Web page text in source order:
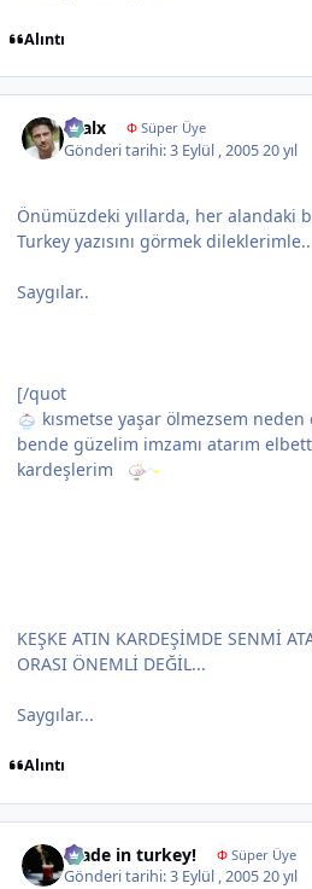
Alıntı
kralx ΦSüper Üye
Gönderi tarihi:3 Eylül , 200520 yıl
Önümüzdeki yıllarda, her alandaki
Turkey yazısını görmek
Saygılar..
[/quot
kısmetse yaşar ölmezsem
bende güzelim imzamı atarım
kardeşlerim
KEŞKE ATIN KARDEŞİMDE SENMİ
ORASI ÖNEMLİ DEĞİL...
Saygılar...
Alıntı
made in turkey! ΦSüper Üye
Gönderi tarihi:3 Eylül , 200520 yıl